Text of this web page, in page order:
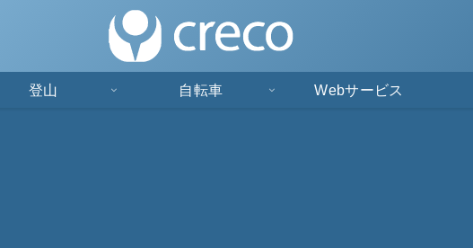
登山 自転車 Webサービス